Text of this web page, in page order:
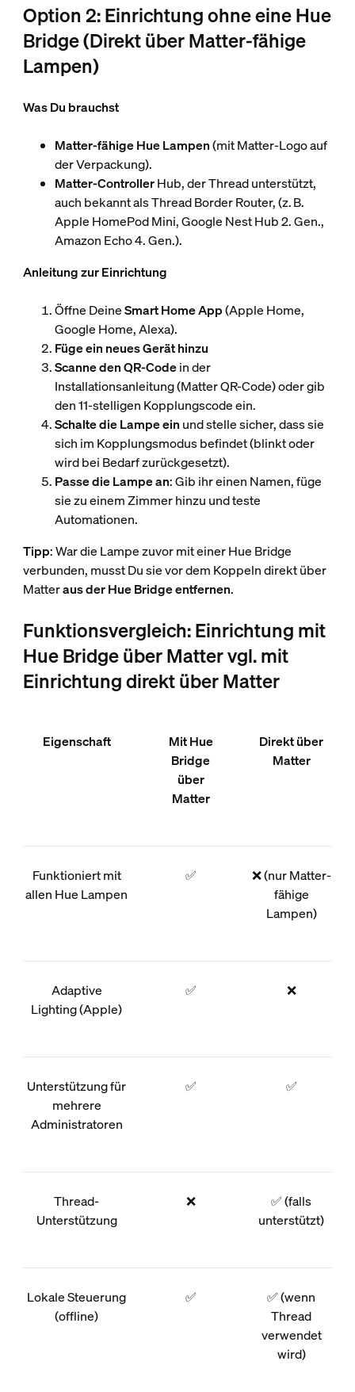
Option 2: Einrichtung ohne eine Hue
Bridge (Direkt über Matter-fähige
Lampen)
Was Du brauchst
Matter-fähige Hue Lampen(mit Matter-Logo auf
der Verpackung).
Matter-ControllerHub, der Thread unterstützt,
auch bekannt als Thread Border Router, (z. B.
Apple HomePod Mini, Google Nest Hub 2. Gen.,
Amazon Echo 4. Gen.).
Anleitung zur Einrichtung
Öffne DeineSmart Home App(Apple Home,
Google Home, Alexa).
Füge ein neues Gerät hinzu
Scanne den QR-Codein der
Installationsanleitung (Matter QR-Code) oder gib
den 11-stelligen Kopplungscode ein.
Schalte die Lampe ein und stelle sicher, dass sie
sich im Kopplungsmodus befindet (blinkt oder
wird bei Bedarf zurückgesetzt).
Passe die Lampe an: Gib ihr einen Namen, füge
sie zu einem Zimmer hinzu und teste
Automationen.
Tipp: War die Lampe zuvor mit einer Hue Bridge
verbunden, musst Du sie vor dem Koppeln direkt über
Matteraus der Hue Bridge entfernen.
Funktionsvergleich: Einrichtung mit
Hue Bridge über Matter vgl. mit
Einrichtung direkt über Matter
Eigenschaft
Mit Hue
Bridge
über
Matter
Direkt über
Matter
Funktioniert mit
allen Hue Lampen
✅
❌ (nur Matter-
fähige
Lampen)
Adaptive
Lighting (Apple)
✅ ❌
Unterstützung für
mehrere
Administratoren
✅ ✅
Thread-
Unterstützung
❌
✅ (falls
unterstützt)
Lokale Steuerung
(offline)
✅
✅ (wenn
Thread
verwendet
wird)